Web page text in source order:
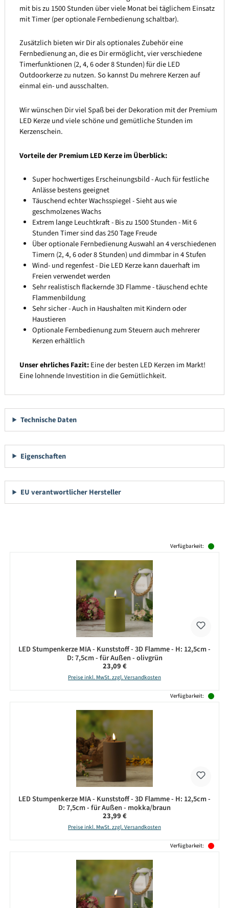
mit bis zu 1500 Stunden über viele Monat bei täglichem Einsatz
mit Timer (per optionale Fernbedienung schaltbar).
Zusätzlich bieten wir Dir als optionales Zubehör eine
Fernbedienung an, die es Dir ermöglicht, vier verschiedene
Timerfunktionen (2, 4, 6 oder 8 Stunden) für die LED
Outdoorkerze zu nutzen. So kannst Du mehrere Kerzen auf
einmal ein- und ausschalten.
Wir wünschen Dir viel Spaß bei der Dekoration mit der Premium
LED Kerze und viele schöne und gemütliche Stunden im
Kerzenschein.
Vorteile der Premium LED Kerze im Überblick:
Super hochwertiges Erscheinungsbild - Auch für festliche
Anlässe bestens geeignet
Täuschend echter Wachsspiegel - Sieht aus wie
geschmolzenes Wachs
Extrem lange Leuchtkraft - Bis zu 1500 Stunden - Mit 6
Stunden Timer sind das 250 Tage Freude
Über optionale Fernbedienung Auswahl an 4 verschiedenen
Timern (2, 4, 6 oder 8 Stunden) und dimmbar in 4 Stufen
Wind- und regenfest - Die LED Kerze kann dauerhaft im
Freien verwendet werden
Sehr realistisch flackernde 3D Flamme - täuschend echte
Flammenbildung
Sehr sicher - Auch in Haushalten mit Kindern oder
Haustieren
Optionale Fernbedienung zum Steuern auch mehrerer
Kerzen erhältlich
Unser ehrliches Fazit:Eine der besten LED Kerzen im Markt!
Eine lohnende Investition in die Gemütlichkeit.
Technische Daten
Eigenschaften
EU verantwortlicher Hersteller
Verfügbarkeit:
LED Stumpenkerze MIA - Kunststoff - 3D Flamme - H: 12,5cm -
D: 7,5cm - für Außen - olivgrün
Regulärer Preis:
23,09 €
Preise inkl. MwSt. zzgl. Versandkosten
Verfügbarkeit:
LED Stumpenkerze MIA - Kunststoff - 3D Flamme - H: 12,5cm -
D: 7,5cm - für Außen - mokka/braun
Regulärer Preis:
23,99 €
Preise inkl. MwSt. zzgl. Versandkosten
Verfügbarkeit: